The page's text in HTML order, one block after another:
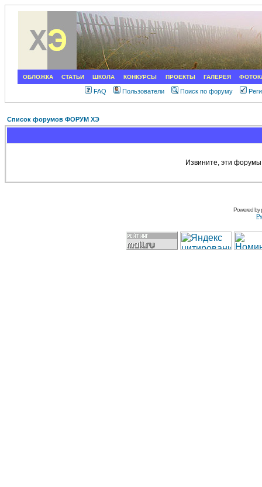
ОБЛОЖКА СТАТЬИ ШКОЛА КОНКУРСЫ ПРОЕКТЫ ГАЛЕРЕЯ
FAQ Пользователи Поиск по форуму
Список форумов ФОРУМ ХЭ
Извините, эти
Powered by